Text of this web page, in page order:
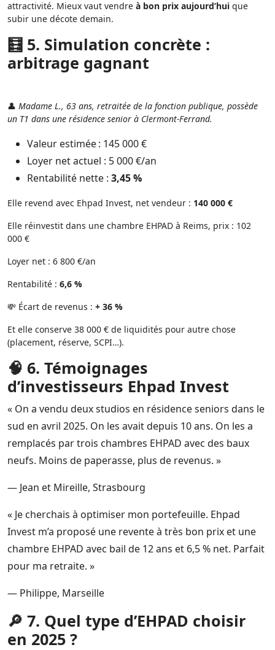
attractivité. Mieux vaut vendre à bon prix aujourd’hui que
subir une décote demain.
🧮 5. Simulation concrète :
arbitrage gagnant
👤 Madame L., 63 ans, retraitée de la fonction publique, possède
un T1 dans une résidence senior à Clermont-Ferrand.
Valeur estimée : 145 000 €
Loyer net actuel : 5 000 €/an
Rentabilité nette : 3,45 %
Elle revend avec Ehpad Invest, net vendeur : 140 000 €
Elle réinvestit dans une chambre EHPAD à Reims, prix : 102
000 €
Loyer net : 6 800 €/an
Rentabilité : 6,6 %
💸 Écart de revenus : + 36 %
Et elle conserve 38 000 € de liquidités pour autre chose
(placement, réserve, SCPI…).
🧠 6. Témoignages
d’investisseurs Ehpad Invest
« On a vendu deux studios en résidence seniors dans le
sud en avril 2025. On les avait depuis 10 ans. On les a
remplacés par trois chambres EHPAD avec des baux
neufs. Moins de paperasse, plus de revenus. »
— Jean et Mireille, Strasbourg
« Je cherchais à optimiser mon portefeuille. Ehpad
Invest m’a proposé une revente à très bon prix et une
chambre EHPAD avec bail de 12 ans et 6,5 % net. Parfait
pour ma retraite. »
— Philippe, Marseille
🔎 7. Quel type d’EHPAD choisir
en 2025 ?